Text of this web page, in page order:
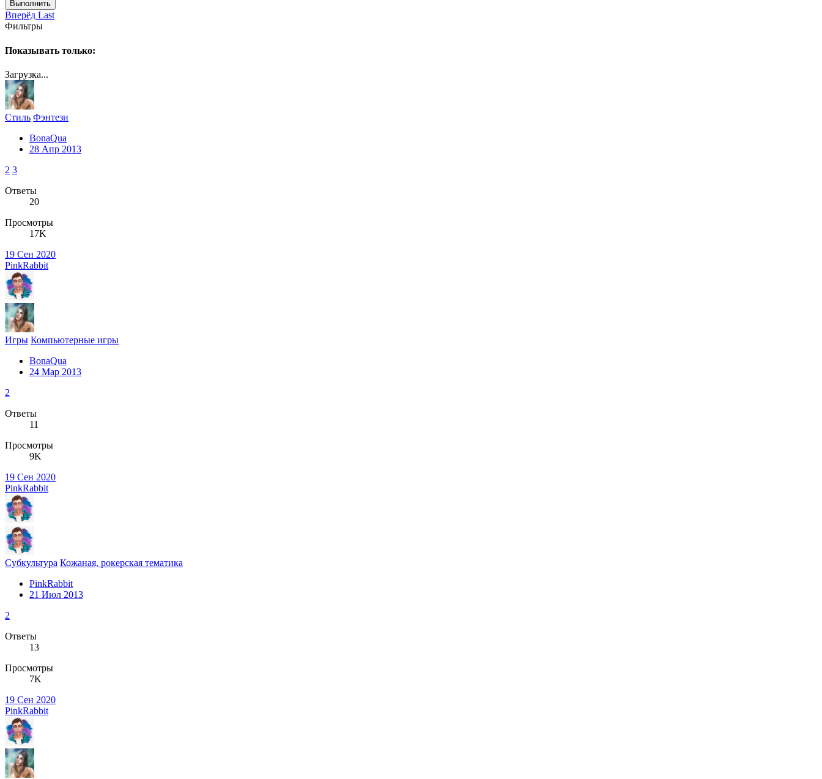
Выполнить
Вперёд Last
Фильтры
Показывать только:
Загрузка...
Стиль Фэнтези
BonaQua
28 Апр 2013
2 3
Ответы
20
Просмотры
17K
19 Сен 2020
PinkRabbit
Игры Компьютерные игры
BonaQua
24 Мар 2013
2
Ответы
11
Просмотры
9K
19 Сен 2020
PinkRabbit
Субкультура Кожаная, рокерская тематика
PinkRabbit
21 Июл 2013
2
Ответы
13
Просмотры
7K
19 Сен 2020
PinkRabbit